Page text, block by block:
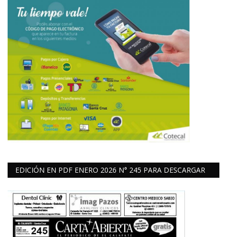
EDICIÓN EN PDF ENERO 2026 N° 245 PARA DESCARGAR